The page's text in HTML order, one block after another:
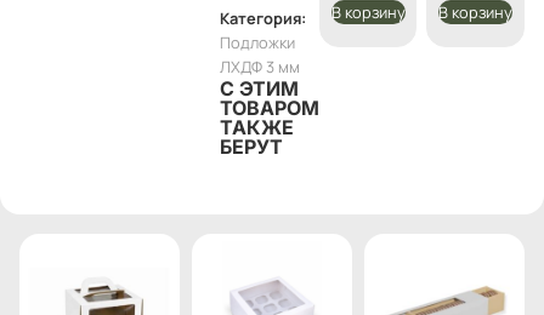
Категория:
Подложки
ЛХДФ 3 мм
С ЭТИМ
ТОВАРОМ
ТАКЖЕ
БЕРУТ
В корзину В корзину